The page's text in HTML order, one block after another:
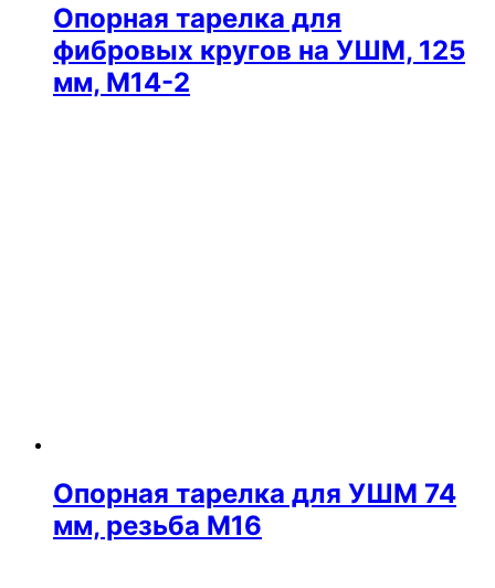
Опорная тарелка для
фибровых кругов на УШМ, 125
мм, М14-2
Опорная тарелка для УШМ 74
мм, резьба М16